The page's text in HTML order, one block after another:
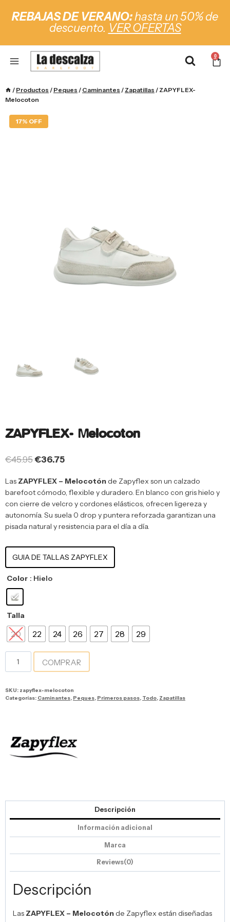
REBAJAS DE VERANO:hasta un 50% de
descuento. VER OFERTAS
0
/ Productos / Peques / Caminantes / Zapatillas / ZAPYFLEX-
Melocoton
17% OFF
ZAPYFLEX- Melocoton
€45.95€36.75
Las ZAPYFLEX – Melocotónde Zapyflex son un calzado
barefoot cómodo, flexible y duradero. En blanco con gris hielo y
con cierre de velcro y cordones elásticos, ofrecen ligereza y
autonomía. Su suela 0 drop y puntera reforzada garantizan una
pisada natural y resistencia para el día a día.
GUIA DE TALLAS ZAPYFLEX
Color : Hielo
Talla
20 22 24 26 27 28 29
COMPRAR
SKU: zapyflex-melocoton
Categorías: Caminantes Peques Primeros pasos Todo Zapatillas
Descripción
Información adicional
Marca
Reviews(0)
Descripción
Las ZAPYFLEX – Melocotónde Zapyflex están diseñadas